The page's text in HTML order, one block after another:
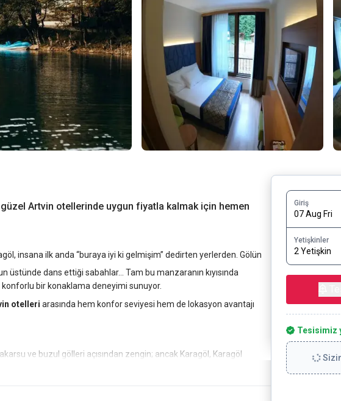
Artvin otellerinde uygun fiyatla kalmak için hemen
insana ilk anda “buraya iyi ki gelmişim” dedirten yerlerden. Gölün
üstünde dans ettiği sabahlar… Tam bu manzaranın kıyısında
bir konaklama deneyimi sunuyor.
otelleri arasında hem konfor seviyesi hem de lokasyon avantajı
ve buzul gölleri açısından zengin; ancak Karagöl, Karagöl
gözünüzü açtığınızda ya göl manzarasına ya da dağ siluetine
Giriş
07 Aug Fri
Yetişkinler
2 Yetişkin
Tesisimiz